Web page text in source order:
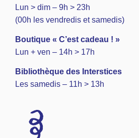
Lun > dim – 9h > 23h
(00h les vendredis et samedis)
Boutique « C’est cadeau ! »
Lun + ven – 14h > 17h
Bibliothèque des Interstices
Les samedis – 11h > 13h